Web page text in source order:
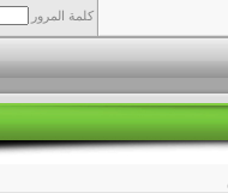
كلمة المرور